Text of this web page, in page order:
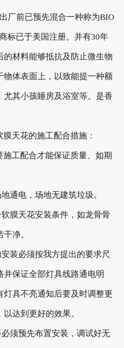
厂前已预先混合一种称为BIO
标已于美国注册。并有30年
的材料能够抵抗及防止微生物
物体表面上，以致能提一种额
尤其小孩睡房及浴室等。是香
天花的施工配合措施：
工配合才能保证质量、如期
通电，场地无建筑垃圾。
膜天花安装条件，如龙骨骨
净。
装必须按我方提出的要求尺
保证全部灯具线路通电明
具不亮通知后要及时调整更
达到更好的效果。
须预先布置安装，调试好无